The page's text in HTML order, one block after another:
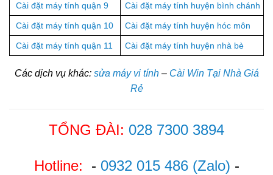
Cài đặt máy tính quận 9 Cài đặt máy tính huyện bình chánh
Cài đặt máy tính quận 10 Cài đặt máy tính huyện hóc môn
Cài đặt máy tính quận 11 Cài đặt máy tính huyện nhà bè
Các dịch vụ khác: sửa máy vi tính– Cài Win Tại Nhà Giá
Rẻ
TỔNG ĐÀI: 028 7300 3894
Hotline: - 0932 015 486 (Zalo) -